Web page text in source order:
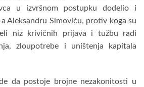
u izvršnom postupku dodelio i
Aleksandru Simoviću, protiv koga su
niz krivičnih prijava i tužbu radi
zloupotrebe i uništenja kapitala
da postoje brojne nezakonitosti u